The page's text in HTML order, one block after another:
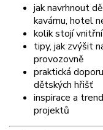
jak navrhnout
kavárnu, hotel
kolik stojí
tipy, jak zvýšit
provozovně
praktická
dětských hřišť
inspirace a
projektů